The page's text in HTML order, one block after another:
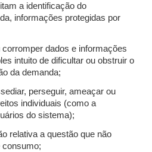
a identificação do
informações protegidas por
corromper dados e informações
intuito de dificultar ou obstruir o
da demanda;
perseguir, ameaçar ou
individuais (como a
do sistema);
relativa a questão que não
consumo;